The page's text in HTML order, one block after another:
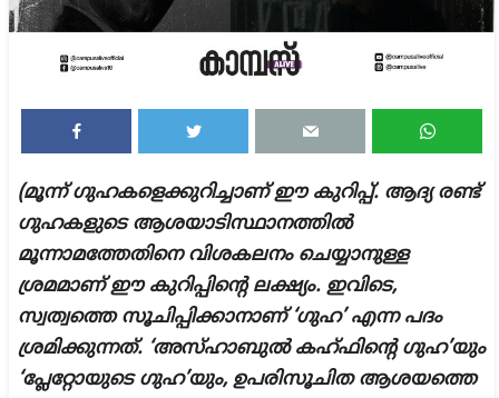
(മൂന്ന് ഗുഹകളെക്കുറിച്ചാണ് ഈ കുറിപ്പ്. ആദ്യ രണ്ട്
ഗുഹകളുടെ ആശയാടിസ്ഥാനത്തിൽ
മൂന്നാമത്തേതിനെ വിശകലനം ചെയ്യാനുള്ള
ശ്രമമാണ് ഈ കുറിപ്പിന്റെ ലക്ഷ്യം. ഇവിടെ,
സ്വത്വത്തെ സൂചിപ്പിക്കാനാണ് ‘ഗുഹ’ എന്ന പദം
ശ്രമിക്കുന്നത്. ‘അസ്ഹാബുൽ കഹ്ഫിന്റെ ഗുഹ’യും
‘പ്ലേറ്റോയുടെ ഗുഹ’യും, ഉപരിസൂചിത ആശയത്തെ